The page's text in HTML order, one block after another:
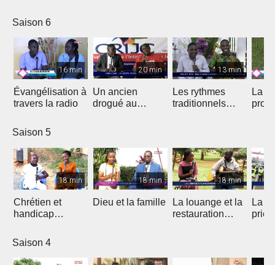
Saison 6
16 min
Évangélisation à
travers la radio
20 min
Un ancien
drogué au
13 min
Les rythmes
traditionnels
La
Saison 5
18 min
Chrétien et
handicap
18 min
Dieu et la famille
18 min
La louange et la
restauration
La
Saison 4